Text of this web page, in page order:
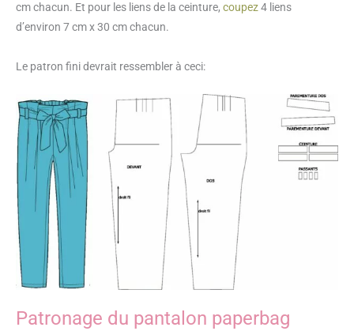
cm chacun. Et pour les liens de la ceinture, coupez4 liens
d’environ 7 cm x 30 cm chacun.
Le patron fini devrait ressembler à ceci:
Patronage du pantalon paperbag